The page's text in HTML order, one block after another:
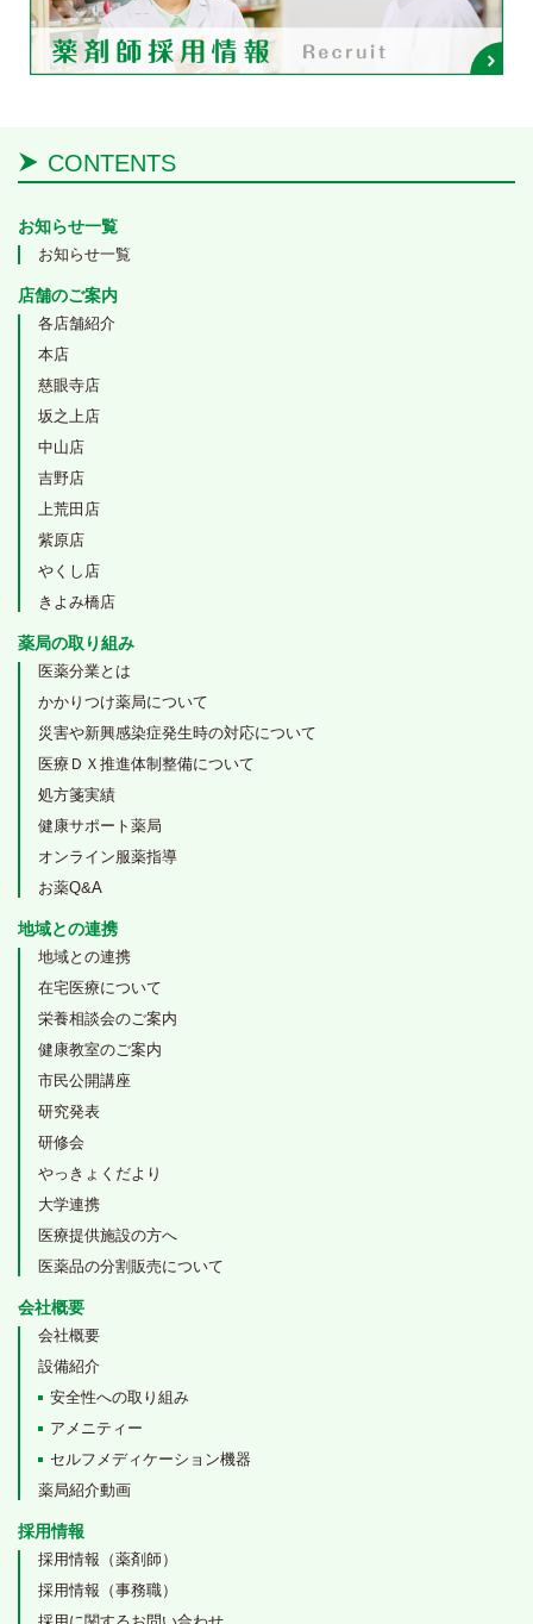
CONTENTS
お知らせ一覧
お知らせ一覧
店舗のご案内
各店舗紹介
本店
慈眼寺店
坂之上店
中山店
吉野店
上荒田店
紫原店
やくし店
きよみ橋店
薬局の取り組み
医薬分業とは
かかりつけ薬局について
災害や新興感染症発生時の対応について
医療ＤＸ推進体制整備について
処方箋実績
健康サポート薬局
オンライン服薬指導
お薬Q&A
地域との連携
地域との連携
在宅医療について
栄養相談会のご案内
健康教室のご案内
市民公開講座
研究発表
研修会
やっきょくだより
大学連携
医療提供施設の方へ
医薬品の分割販売について
会社概要
会社概要
設備紹介
安全性への取り組み
アメニティー
セルフメディケーション機器
薬局紹介動画
採用情報
採用情報（薬剤師）
採用情報（事務職）